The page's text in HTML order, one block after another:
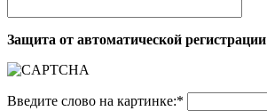
Защита от автоматической регистрации
Введите слово на картинке:*